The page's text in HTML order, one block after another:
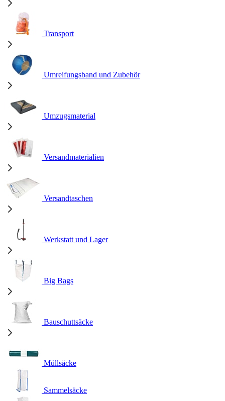
Transport
Umreifungsband und Zubehör
Umzugsmaterial
Versandmaterialien
Versandtaschen
Werkstatt und Lager
Big Bags
Bauschuttsäcke
Müllsäcke
Sammelsäcke